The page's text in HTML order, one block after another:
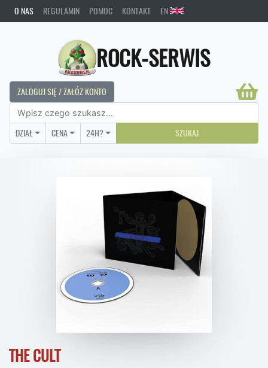
O NAS REGULAMIN POMOC KONTAKT EN
ROCK-SERWIS
ZALOGUJ SIĘ / ZAŁÓŻ KONTO
DZIAŁ CENA 24H? SZUKAJ
THE CULT